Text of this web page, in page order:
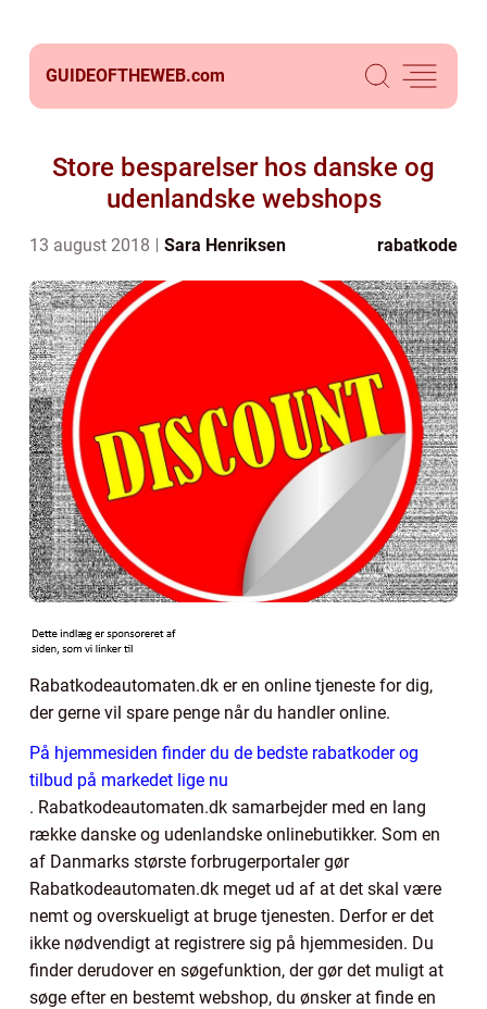
GUIDEOFTHEWEB.com
Store besparelser hos danske og
udenlandske webshops
13 august 2018 Sara Henriksen rabatkode
Rabatkodeautomaten.dk er en online tjeneste for dig,
der gerne vil spare penge når du handler online.
På hjemmesiden finder du de bedste rabatkoder og
tilbud på markedet lige nu
. Rabatkodeautomaten.dk samarbejder med en lang
række danske og udenlandske onlinebutikker. Som en
af Danmarks største forbrugerportaler gør
Rabatkodeautomaten.dk meget ud af at det skal være
nemt og overskueligt at bruge tjenesten. Derfor er det
ikke nødvendigt at registrere sig på hjemmesiden. Du
finder derudover en søgefunktion, der gør det muligt at
søge efter en bestemt webshop, du ønsker at finde en